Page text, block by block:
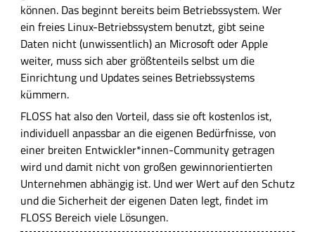
können. Das beginnt bereits beim Betriebssystem. Wer
ein freies Linux-Betriebssystem benutzt, gibt seine
Daten nicht (unwissentlich) an Microsoft oder Apple
weiter, muss sich aber größtenteils selbst um die
Einrichtung und Updates seines Betriebssystems
kümmern.
FLOSS hat also den Vorteil, dass sie oft kostenlos ist,
individuell anpassbar an die eigenen Bedürfnisse, von
einer breiten Entwickler*innen-Community getragen
wird und damit nicht von großen gewinnorientierten
Unternehmen abhängig ist. Und wer Wert auf den Schutz
und die Sicherheit der eigenen Daten legt, findet im
FLOSS Bereich viele Lösungen.